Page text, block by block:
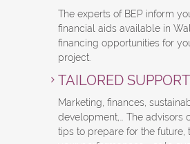
The experts of BEP inform
financial aids available in
financing opportunities for
project.
TAILORED SUPPORT
Marketing, finances,
development,… The advisors
tips to prepare for the future,